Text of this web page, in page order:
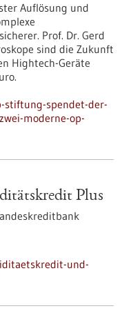
Auflösung und
Prof. Dr. Gerd
sind die Zukunft
Hightech-Geräte
spendet-der-
moderne-op-
Plus
und-